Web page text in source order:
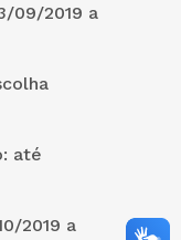
09/2019 a
até
2019 a